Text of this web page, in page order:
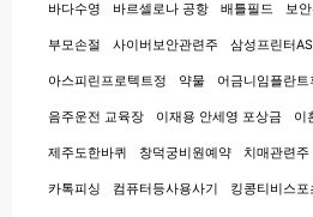
바다수영 바르셀로나 공항 배틀필드 보
부모손절 사이버보안관련주 삼성프린터AS
아스피린프로텍트정 약물 어금니임플란트
음주운전 교육장 이재용 안세영 포상금 이
제주도한바퀴 창덕궁비원예약 치매관련주
카톡피싱 컴퓨터등사용사기 킹콩티비스포